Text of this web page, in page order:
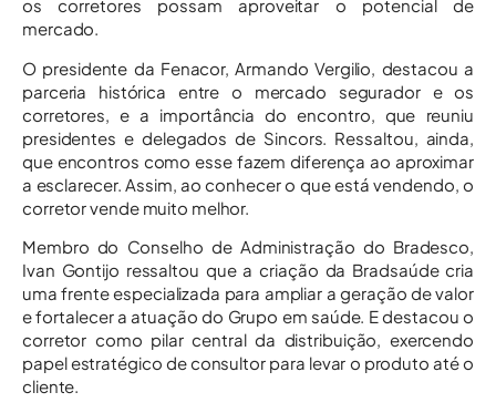
os corretores possam aproveitar o potencial de
mercado.
O presidente da Fenacor, Armando Vergilio, destacou a
parceria histórica entre o mercado segurador e os
corretores, e a importância do encontro, que reuniu
presidentes e delegados de Sincors. Ressaltou, ainda,
que encontros como esse fazem diferença ao aproximar
a esclarecer. Assim, ao conhecer o que está vendendo, o
corretor vende muito melhor.
Membro do Conselho de Administração do Bradesco,
Ivan Gontijo ressaltou que a criação da Bradsaúde cria
uma frente especializada para ampliar a geração de valor
e fortalecer a atuação do Grupo em saúde. E destacou o
corretor como pilar central da distribuição, exercendo
papel estratégico de consultor para levar o produto até o
cliente.